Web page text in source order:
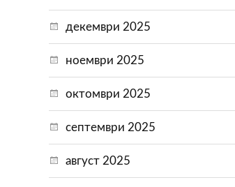
декември 2025
ноември 2025
октомври 2025
септември 2025
август 2025